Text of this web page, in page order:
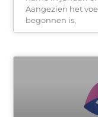
Aangezien het
begonnen is,